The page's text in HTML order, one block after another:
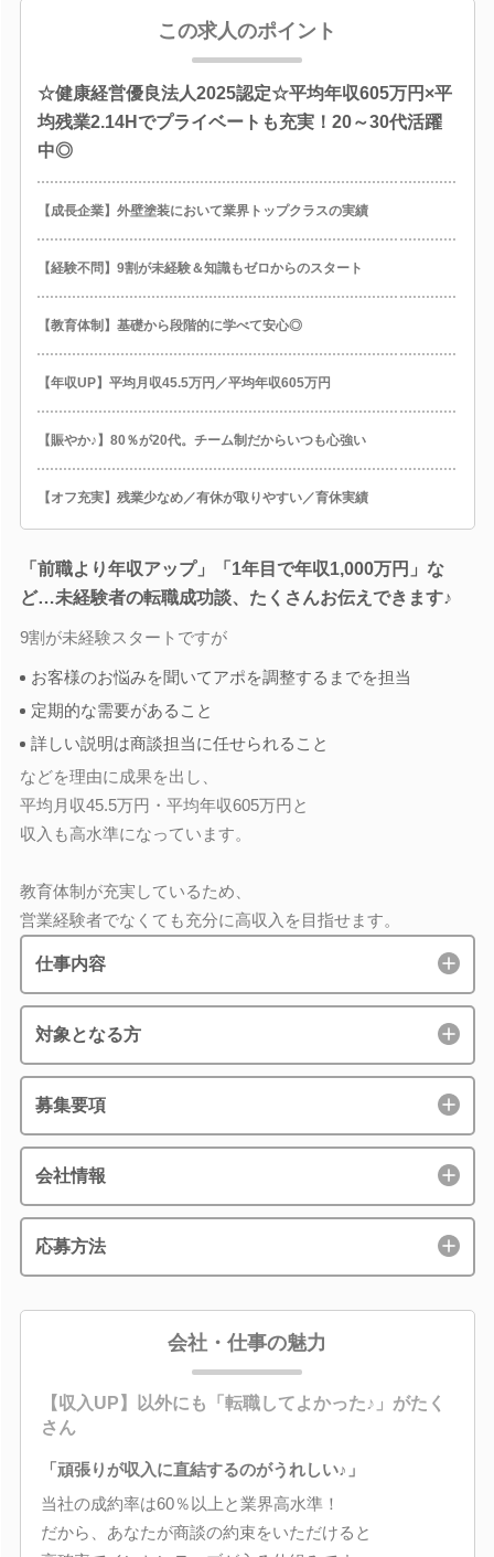
この求人のポイント
☆健康経営優良法人2025認定☆平均年収605万円×平
均残業2.14Hでプライベートも充実！20～30代活躍
中◎
【成長企業】外壁塗装において業界トップクラスの実績
【経験不問】9割が未経験＆知識もゼロからのスタート
【教育体制】基礎から段階的に学べて安心◎
【年収UP】平均月収45.5万円／平均年収605万円
【賑やか♪】80％が20代。チーム制だからいつも心強い
【オフ充実】残業少なめ／有休が取りやすい／育休実績
「前職より年収アップ」「1年目で年収1,000万円」な
ど…未経験者の転職成功談、たくさんお伝えできます♪
9割が未経験スタートですが
お客様のお悩みを聞いてアポを調整するまでを担当
定期的な需要があること
詳しい説明は商談担当に任せられること
などを理由に成果を出し、
平均月収45.5万円・平均年収605万円と
収入も高水準になっています。
教育体制が充実しているため、
営業経験者でなくても充分に高収入を目指せます。
仕事内容
対象となる方
募集要項
会社情報
応募方法
会社・仕事の魅力
【収入UP】以外にも「転職してよかった♪」がたく
さん
「頑張りが収入に直結するのがうれしい♪」
当社の成約率は60％以上と業界高水準！
だから、あなたが商談の約束をいただけると